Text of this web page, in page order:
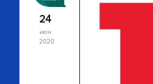
24
июн
2020